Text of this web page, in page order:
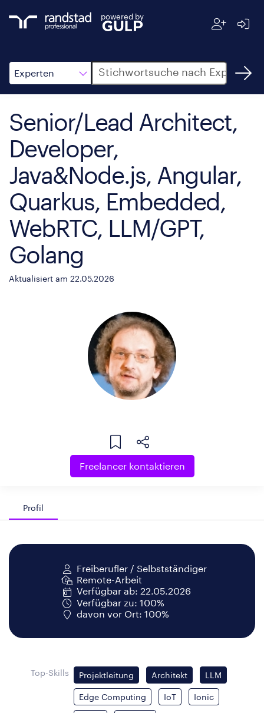
powered by
Experten
Suche
Senior/Lead Architect,
Developer,
Java&Node.js, Angular,
Quarkus, Embedded,
WebRTC, LLM/GPT,
Golang
Aktualisiert am 22.05.2026
Freelancer kontaktieren
Profil
Freiberufler / Selbstständiger
Remote-Arbeit
Verfügbar ab: 22.05.2026
Verfügbar zu: 100%
davon vor Ort: 100%
Top-Skills Projektleitung Architekt LLM
Edge Computing IoT Ionic